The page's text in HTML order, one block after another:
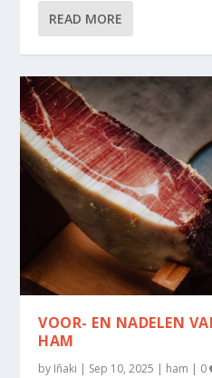
READ MORE
VOOR- EN NADELEN
HAM
by Iñaki | Sep 10, 2025 | ham | 0